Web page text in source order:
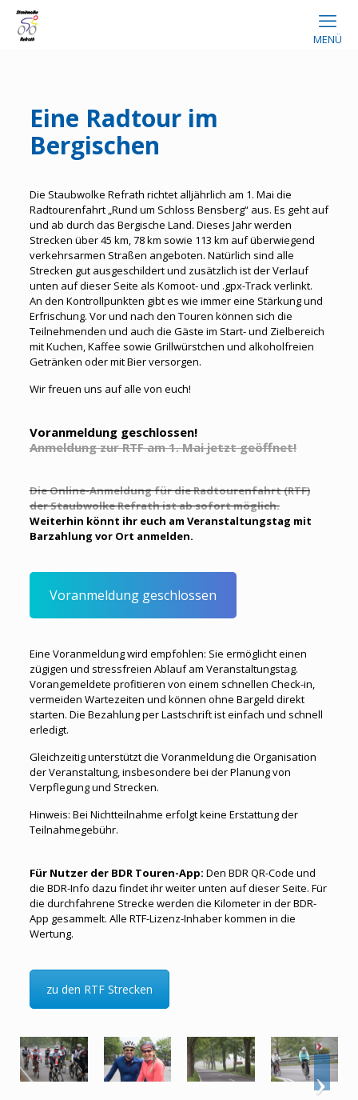
MENÜ
Eine Radtour im
Bergischen
Die Staubwolke Refrath richtet alljährlich am 1. Mai die
Radtourenfahrt „Rund um Schloss Bensberg“ aus. Es geht auf
und ab durch das Bergische Land. Dieses Jahr werden
Strecken über 45 km, 78 km sowie 113 km auf überwiegend
verkehrsarmen Straßen angeboten. Natürlich sind alle
Strecken gut ausgeschildert und zusätzlich ist der Verlauf
unten auf dieser Seite als Komoot- und .gpx-Track verlinkt.
An den Kontrollpunkten gibt es wie immer eine Stärkung und
Erfrischung. Vor und nach den Touren können sich die
Teilnehmenden und auch die Gäste im Start- und Zielbereich
mit Kuchen, Kaffee sowie Grillwürstchen und alkoholfreien
Getränken oder mit Bier versorgen.
Wir freuen uns auf alle von euch!
Voranmeldung geschlossen!
Anmeldung zur RTF am 1. Mai jetzt geöffnet!
Die Online-Anmeldung für die Radtourenfahrt (RTF)
der Staubwolke Refrath ist ab sofort möglich.
Weiterhin könnt ihr euch am Veranstaltungstag mit
Barzahlung vor Ort anmelden.
Voranmeldung geschlossen
Eine Voranmeldung wird empfohlen: Sie ermöglicht einen
zügigen und stressfreien Ablauf am Veranstaltungstag.
Vorangemeldete profitieren von einem schnellen Check-in,
vermeiden Wartezeiten und können ohne Bargeld direkt
starten. Die Bezahlung per Lastschrift ist einfach und schnell
erledigt.
Gleichzeitig unterstützt die Voranmeldung die Organisation
der Veranstaltung, insbesondere bei der Planung von
Verpflegung und Strecken.
Hinweis: Bei Nichtteilnahme erfolgt keine Erstattung der
Teilnahmegebühr.
Für Nutzer der BDR Touren-App: Den BDR QR-Code und
die BDR-Info dazu findet ihr weiter unten auf dieser Seite. Für
die durchfahrene Strecke werden die Kilometer in der BDR-
App gesammelt. Alle RTF-Lizenz-Inhaber kommen in die
Wertung.
zu den RTF Strecken